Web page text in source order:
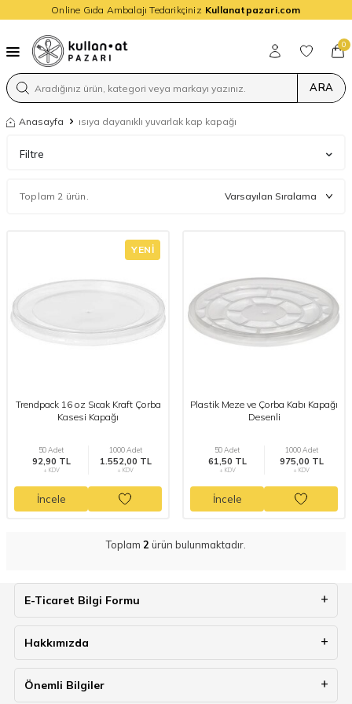
Online Gıda Ambalajı Tedarikçiniz Kullanatpazari.com
ARA
0
Anasayfa ısıya dayanıklı yuvarlak kap kapağı
Filtre
Toplam 2 ürün.
YENI
Trendpack 16 oz Sıcak Kraft Çorba
Kasesi Kapağı
50 Adet
92,90 TL
+ KDV
1000 Adet
1.552,00 TL
+ KDV
İncele
Plastik Meze ve Çorba Kabı Kapağı
Desenli
50 Adet
61,50 TL
+ KDV
1000 Adet
975,00 TL
+ KDV
İncele
Toplam 2 ürün bulunmaktadır.
E-Ticaret Bilgi Formu
Hakkımızda
Önemli Bilgiler